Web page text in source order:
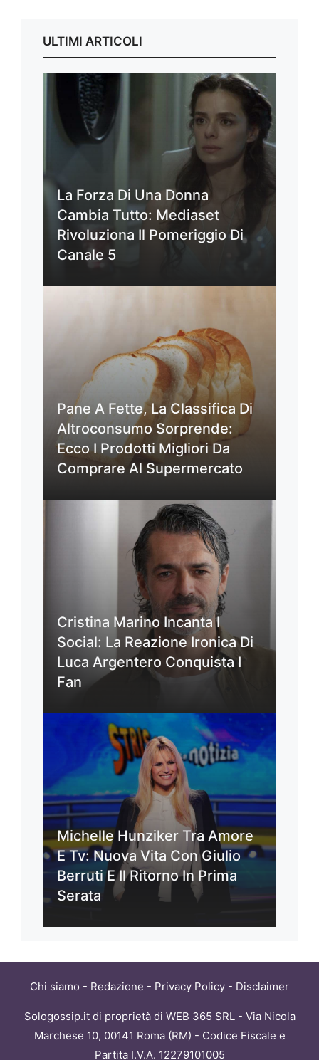
ULTIMI ARTICOLI
La Forza Di Una Donna
Cambia Tutto: Mediaset
Rivoluziona Il Pomeriggio Di
Canale 5
Pane A Fette, La Classifica Di
Altroconsumo Sorprende:
Ecco I Prodotti Migliori Da
Comprare Al Supermercato
Cristina Marino Incanta I
Social: La Reazione Ironica Di
Luca Argentero Conquista I
Fan
Michelle Hunziker Tra Amore
E Tv: Nuova Vita Con Giulio
Berruti E Il Ritorno In Prima
Serata
Chi siamo - Redazione - Privacy Policy - Disclaimer
Sologossip.it di proprietà di WEB 365 SRL - Via Nicola
Marchese 10, 00141 Roma (RM) - Codice Fiscale e
Partita I.V.A. 12279101005